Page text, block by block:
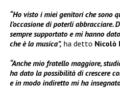
“Ho visto i miei genitori che sono
l’occasione di poterli abbracciare.
sempre supportato e mi hanno
che è la musica”, ha detto Nicolò
“Anche mio fratello maggiore,
ha dato la possibilità di crescere
e in modo indiretto mi ha